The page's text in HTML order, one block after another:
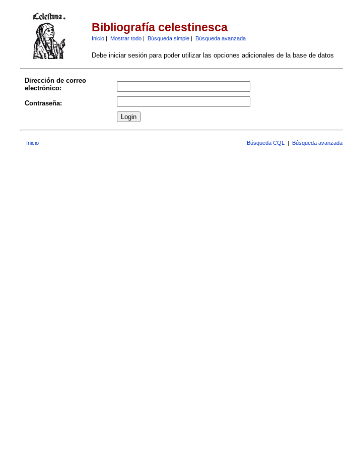
Bibliografía celestinesca
Inicio| Mostrar todo| Búsqueda simple| Búsqueda avanzada
Debe iniciar sesión para poder utilizar las opciones adicionales de la base de datos
Dirección de correo
electrónico:
Contraseña:
Inicio Búsqueda CQL | Búsqueda avanzada